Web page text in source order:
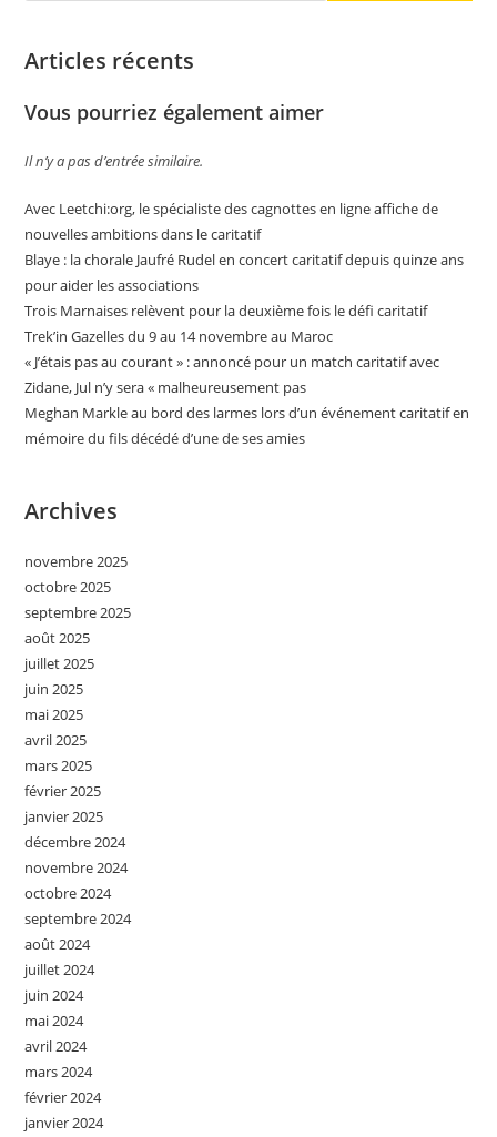
Articles récents
Vous pourriez également aimer
Il n’y a pas d’entrée similaire.
Avec Leetchi:org, le spécialiste des cagnottes en ligne affiche de
nouvelles ambitions dans le caritatif
Blaye : la chorale Jaufré Rudel en concert caritatif depuis quinze ans
pour aider les associations
Trois Marnaises relèvent pour la deuxième fois le défi caritatif
Trek’in Gazelles du 9 au 14 novembre au Maroc
« J’étais pas au courant » : annoncé pour un match caritatif avec
Zidane, Jul n’y sera « malheureusement pas
Meghan Markle au bord des larmes lors d’un événement caritatif en
mémoire du fils décédé d’une de ses amies
Archives
novembre 2025
octobre 2025
septembre 2025
août 2025
juillet 2025
juin 2025
mai 2025
avril 2025
mars 2025
février 2025
janvier 2025
décembre 2024
novembre 2024
octobre 2024
septembre 2024
août 2024
juillet 2024
juin 2024
mai 2024
avril 2024
mars 2024
février 2024
janvier 2024